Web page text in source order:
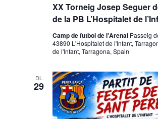
XX Torneig Josep Seguer
de la PB L’Hospitalet de
Camp de futbol de l'Arenal Passeig
43890 L'Hospitalet de l'Infant,
de l'Infant, Tarragona, Spain
DL
29